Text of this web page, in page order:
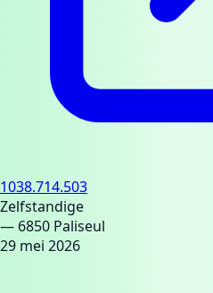
1038.714.503
Zelfstandige
— 6850 Paliseul
29 mei 2026